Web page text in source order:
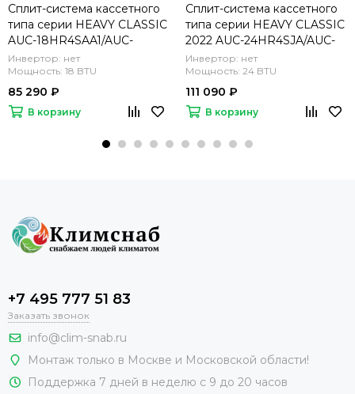
Сплит-система кассетного
типа серии HEAVY CLASSIC
AUC-18HR4SAA1/AUC-
650/AUW-18H4SS
(комплект)
Инвертор: нет
Мощность: 18 BTU
85 290 ₽
В корзину
Сплит-система кассетного
типа серии HEAVY CLASSIC
2022 AUC-24HR4SJA/AUC-
950R/AUW-24H4SF
(комплект)
Инвертор: нет
Мощность: 24 BTU
111 090 ₽
В корзину
+7 495 777 51 83
Заказать звонок
info@clim-snab.ru
Монтаж только в Москве и Московской области!
Поддержка 7 дней в неделю с 9 до 20 часов